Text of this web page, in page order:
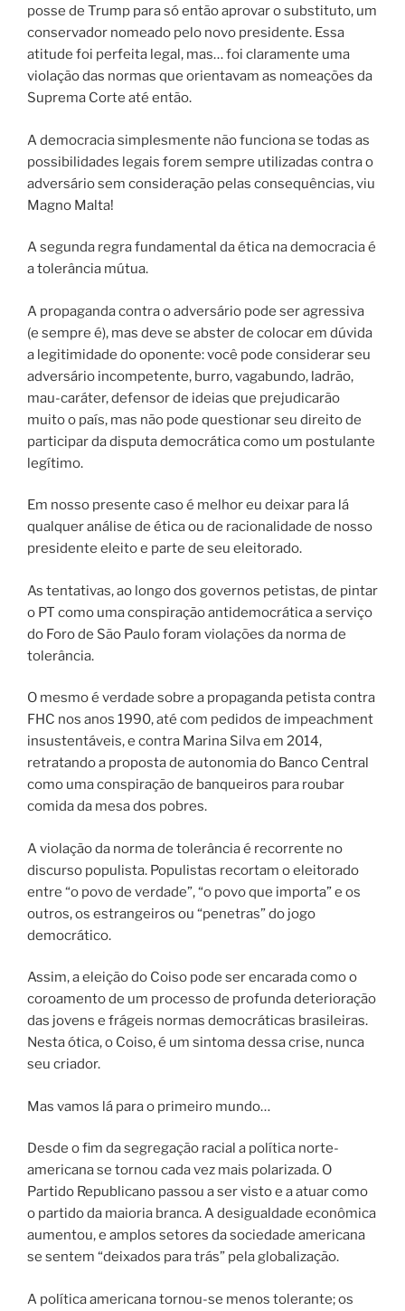
posse de Trump para só então aprovar o substituto, um
conservador nomeado pelo novo presidente. Essa
atitude foi perfeita legal, mas… foi claramente uma
violação das normas que orientavam as nomeações da
Suprema Corte até então.
A democracia simplesmente não funciona se todas as
possibilidades legais forem sempre utilizadas contra o
adversário sem consideração pelas consequências, viu
Magno Malta!
A segunda regra fundamental da ética na democracia é
a tolerância mútua.
A propaganda contra o adversário pode ser agressiva
(e sempre é), mas deve se abster de colocar em dúvida
a legitimidade do oponente: você pode considerar seu
adversário incompetente, burro, vagabundo, ladrão,
mau-caráter, defensor de ideias que prejudicarão
muito o país, mas não pode questionar seu direito de
participar da disputa democrática como um postulante
legítimo.
Em nosso presente caso é melhor eu deixar para lá
qualquer análise de ética ou de racionalidade de nosso
presidente eleito e parte de seu eleitorado.
As tentativas, ao longo dos governos petistas, de pintar
o PT como uma conspiração antidemocrática a serviço
do Foro de São Paulo foram violações da norma de
tolerância.
O mesmo é verdade sobre a propaganda petista contra
FHC nos anos 1990, até com pedidos de impeachment
insustentáveis, e contra Marina Silva em 2014,
retratando a proposta de autonomia do Banco Central
como uma conspiração de banqueiros para roubar
comida da mesa dos pobres.
A violação da norma de tolerância é recorrente no
discurso populista. Populistas recortam o eleitorado
entre “o povo de verdade”, “o povo que importa” e os
outros, os estrangeiros ou “penetras” do jogo
democrático.
Assim, a eleição do Coiso pode ser encarada como o
coroamento de um processo de profunda deterioração
das jovens e frágeis normas democráticas brasileiras.
Nesta ótica, o Coiso, é um sintoma dessa crise, nunca
seu criador.
Mas vamos lá para o primeiro mundo…
Desde o fim da segregação racial a política norte-
americana se tornou cada vez mais polarizada. O
Partido Republicano passou a ser visto e a atuar como
o partido da maioria branca. A desigualdade econômica
aumentou, e amplos setores da sociedade americana
se sentem “deixados para trás” pela globalização.
A política americana tornou-se menos tolerante; os